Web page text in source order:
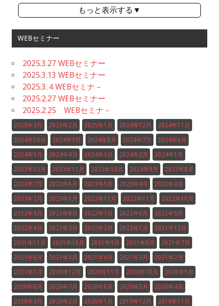
もっと表示する▼
WEBセミナー
2025.3.27 WEBセミナー
2025.3.13 WEBセミナー
2025.3.４WEBセミナ－
2025.2.27 WEBセミナー
2025.2.25 WEBセミナ－
2025年3月 2025年2月 2025年1月 2024年12月 2024年11月
2024年10月 2024年9月 2024年8月 2024年7月 2024年6月
2024年5月 2024年4月 2024年3月 2024年2月 2024年1月
2023年12月 2023年11月 2023年10月 2023年9月 2023年8月
2023年7月 2023年6月 2023年5月 2023年4月 2023年3月
2023年2月 2023年1月 2022年12月 2022年11月 2022年10月
2022年9月 2022年8月 2022年7月 2022年6月 2022年5月
2022年4月 2022年3月 2022年2月 2022年1月 2021年12月
2021年11月 2021年10月 2021年9月 2021年8月 2021年7月
2021年6月 2021年5月 2021年4月 2021年3月 2021年2月
2021年1月 2020年12月 2020年11月 2020年10月 2020年9月
2020年8月 2020年7月 2020年6月 2020年5月 2020年4月
2020年3月 2020年2月 2020年1月 2019年12月 2019年11月